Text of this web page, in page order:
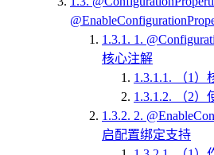
1.3.1. 1.
核心注解
1.3.1.1.
（1）
1.3.1.2.
（2）
1.3.2. 2.
启配置绑定支持